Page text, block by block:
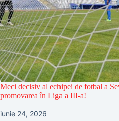
Meci decisiv al echipei de fotbal a
promovarea în Liga a III-a!
iunie 24, 2026